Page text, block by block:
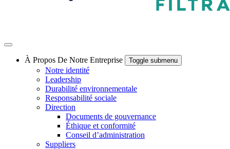
À Propos De Notre Entreprise Toggle submenu
Notre identité
Leadership
Durabilité environnementale
Responsabilité sociale
Direction
Documents de gouvernance
Éthique et conformité
Conseil d’administration
Suppliers